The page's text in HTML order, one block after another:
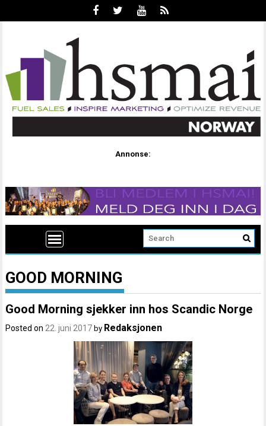
Annonse:
GOOD MORNING
Good Morning sjekker inn hos Scandic Norge
Posted on22. juni 2017 by Redaksjonen